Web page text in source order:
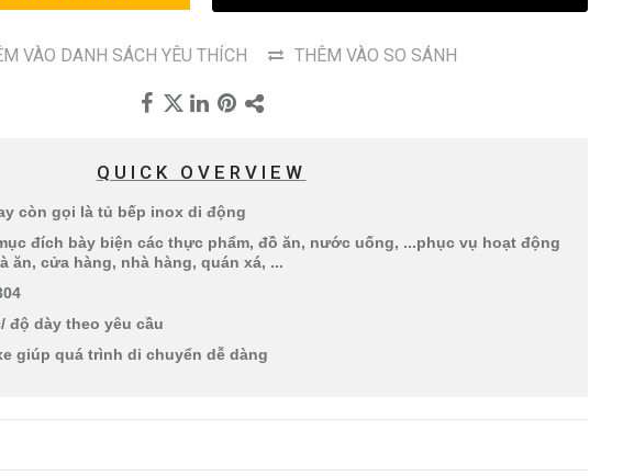
VÀO DANH SÁCH YÊU THÍCH THÊM VÀO SO SÁNH
QUICK OVERVIEW
còn gọi là tủ bếp inox di động
đích bày biện các thực phẩm, đồ ăn, nước uống, ...phục vụ hoạt động
ăn, cửa hàng, nhà hàng, quán xá, ...
độ dày theo yêu cầu
giúp quá trình di chuyển dễ dàng